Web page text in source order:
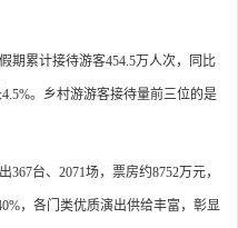
累计接待游客454.5万人次，同比
。乡村游游客接待量前三位的是
台、2071场，票房约8752万元，
，各门类优质演出供给丰富，彰显